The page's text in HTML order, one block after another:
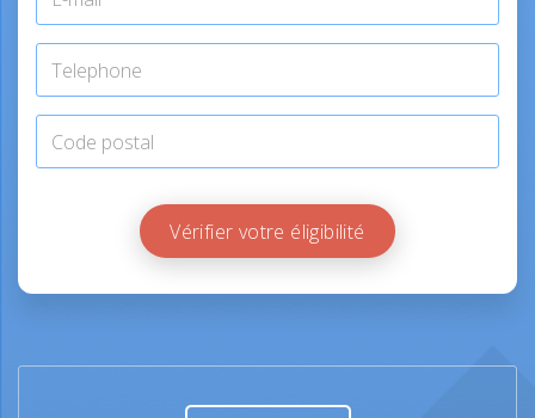
Vérifier votre éligibilité